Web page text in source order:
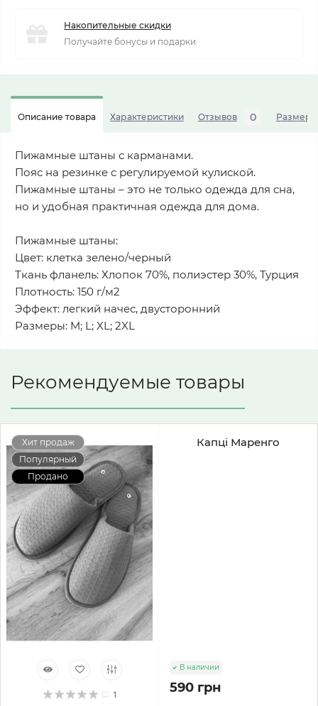
Накопительные скидки
Получайте бонусы и подарки
Описание товара Характеристики Отзывов 0
Пижамные штаны с карманами.
Пояс на резинке с регулируемой кулиской.
Пижамные штаны – это не только одежда для сна,
но и удобная практичная одежда для дома.
Пижамные штаны:
Цвет: клетка зелено/черный
Ткань фланель: Хлопок 70%, полиэстер 30%, Турция
Плотность: 150 г/м2
Эффект: легкий начес, двусторонний
Размеры: M; L; XL; 2XL
Рекомендуемые товары
Хит продаж
Популярный
Продано
1
Капці Маренго
590 грн
В наличии